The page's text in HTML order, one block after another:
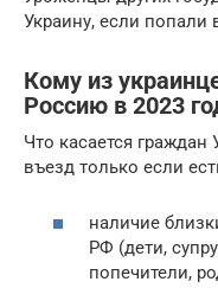
Украину, если попали
Кому из
Россию в 2023
Что касается
въезд только если
наличие
РФ (дети,
попечители,